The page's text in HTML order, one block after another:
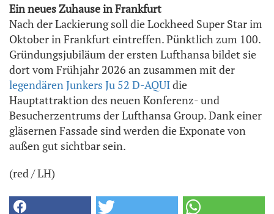
Ein neues Zuhause in Frankfurt
Nach der Lackierung soll die Lockheed Super Star im
Oktober in Frankfurt eintreffen. Pünktlich zum 100.
Gründungsjubiläum der ersten Lufthansa bildet sie
dort vom Frühjahr 2026 an zusammen mit der
legendären Junkers Ju 52 D-AQUIdie
Hauptattraktion des neuen Konferenz- und
Besucherzentrums der Lufthansa Group. Dank einer
gläsernen Fassade sind werden die Exponate von
außen gut sichtbar sein.
(red / LH)